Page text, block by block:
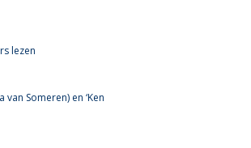
lezen
van Someren) en ‘Ken